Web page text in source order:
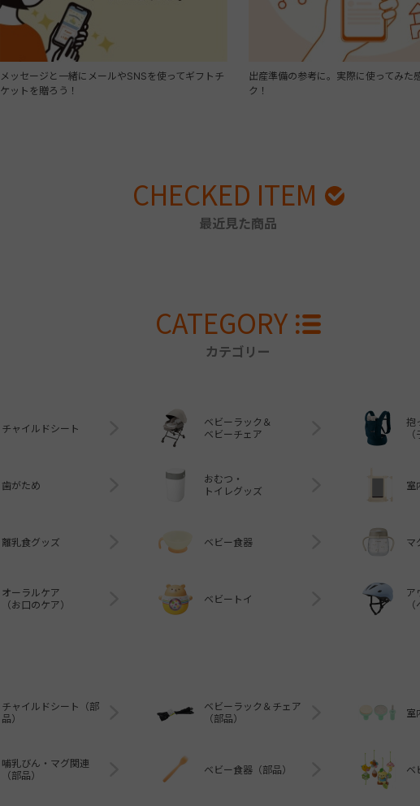
メッセージと一緒にメールやSNSを使ってギフトチ
ケットを贈ろう！
出産準備の参考に。実際に使ってみた
ク！
CHECKED ITEM
最近見た商品
CATEGORY
カテゴリー
チャイルドシート
ベビーラック＆
ベビーチェア
抱
歯がため
おむつ・
トイレグッズ
室
離乳食グッズ ベビー食器 マ
オーラルケア
（お口のケア）
ベビートイ
ア
チャイルドシート（部
品）
ベビーラック＆チェア
（部品）
室
哺乳びん・マグ関連
（部品）
ベビー食器（部品） ベ